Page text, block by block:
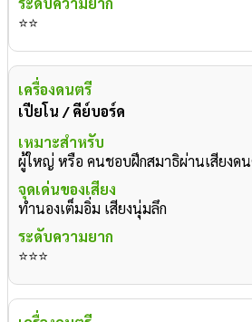
⭐⭐
เปียโน / คีย์บอร์ด
ผู้ใหญ่ หรือ คนชอบฝึกสมาธิผ่านเสียงด
ทำนองเต็มอิ่ม เสียงนุ่มลึก
⭐⭐⭐